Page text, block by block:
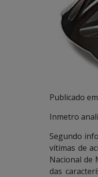
Publicado em
Inmetro
Segundo
vítimas de
Nacional de
das